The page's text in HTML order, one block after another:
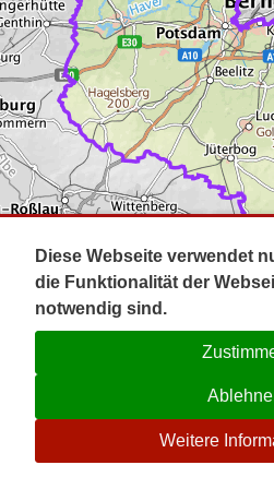
Impressum
Kontakt
Diese Webseite verwendet
die Funktionalität der
notwendig sind.
Weitere